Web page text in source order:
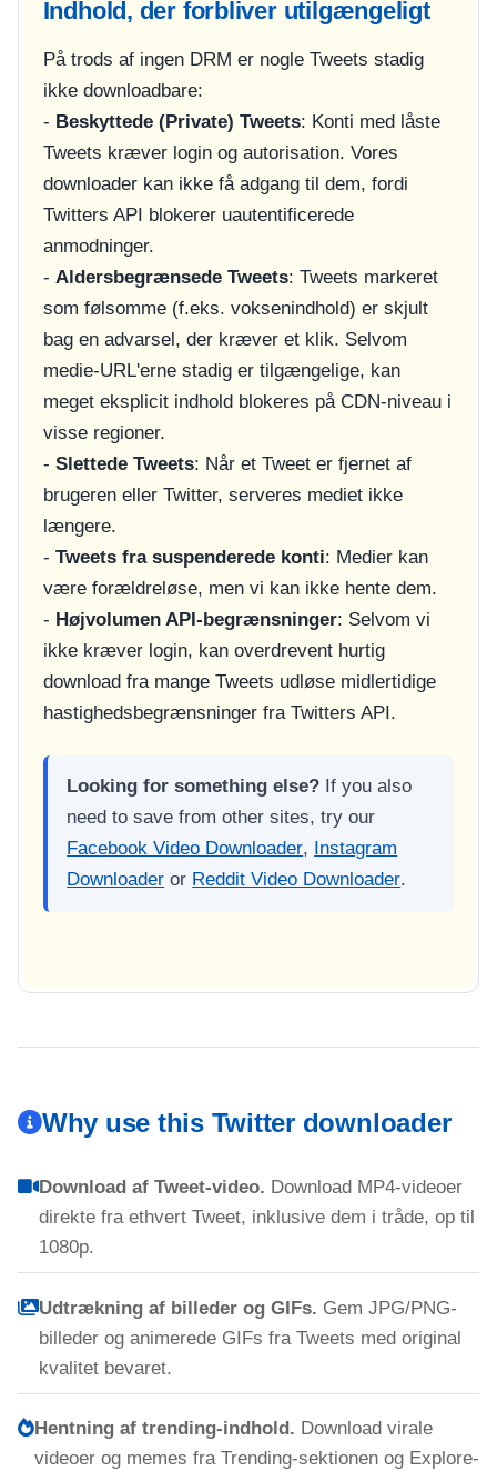
Indhold, der forbliver utilgængeligt
På trods af ingen DRM er nogle Tweets stadig
ikke downloadbare:
- Beskyttede (Private) Tweets: Konti med låste
Tweets kræver login og autorisation. Vores
downloader kan ikke få adgang til dem, fordi
Twitters API blokerer uautentificerede
anmodninger.
- Aldersbegrænsede Tweets: Tweets markeret
som følsomme (f.eks. voksenindhold) er skjult
bag en advarsel, der kræver et klik. Selvom
medie-URL'erne stadig er tilgængelige, kan
meget eksplicit indhold blokeres på CDN-niveau i
visse regioner.
- Slettede Tweets: Når et Tweet er fjernet af
brugeren eller Twitter, serveres mediet ikke
længere.
- Tweets fra suspenderede konti: Medier kan
være forældreløse, men vi kan ikke hente dem.
- Højvolumen API-begrænsninger: Selvom vi
ikke kræver login, kan overdrevent hurtig
download fra mange Tweets udløse midlertidige
hastighedsbegrænsninger fra Twitters API.
Looking for something else? If you also
need to save from other sites, try our
Facebook Video Downloader, Instagram
Downloader or Reddit Video Downloader.
Why use this Twitter downloader
Download af Tweet-video. Download MP4-videoer
direkte fra ethvert Tweet, inklusive dem i tråde, op til
1080p.
Udtrækning af billeder og GIFs. Gem JPG/PNG-
billeder og animerede GIFs fra Tweets med original
kvalitet bevaret.
Hentning af trending-indhold. Download virale
videoer og memes fra Trending-sektionen og Explore-